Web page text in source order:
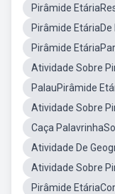
Pirâmide
Pirâmide
Pirâmide
Atividade Sobre
PalauPirâmide
Atividade Sobre
Caça
Atividade De
Atividade Sobre
Pirâmide